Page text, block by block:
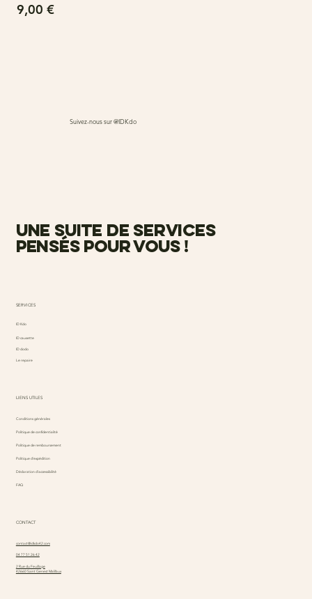
Prix
9,00 €
Suivez-nous sur @IDKdo
une suite de services
pensés pour vous !
SERVICES
ID Kdo
ID causette
ID dodo
Le repaire
LIENS UTILES
Conditions générales
Politique de confidentialité
Politique de remboursement
Politique d'expédition
Déclaration d'accessibilité
FAQ
CONTACT
contact@idkdo42.com
04 77 51 26 42
2 Rue du Feuillage
42660 Saint Genest Malifaux